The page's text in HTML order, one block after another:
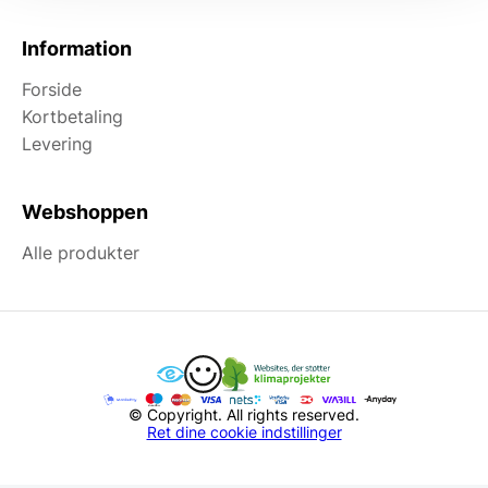
Information
Forside
Kortbetaling
Levering
Webshoppen
Alle produkter
© Copyright. All rights reserved.
Ret dine cookie indstillinger